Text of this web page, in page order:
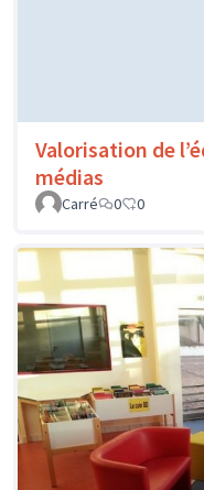
Valorisation de
médias
Carré
0 0